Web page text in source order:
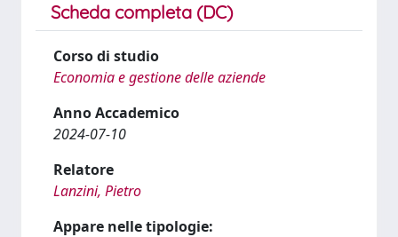
Scheda completa (DC)
Corso di studio
Economia e gestione delle aziende
Anno Accademico
2024-07-10
Relatore
Lanzini, Pietro
Appare nelle tipologie: